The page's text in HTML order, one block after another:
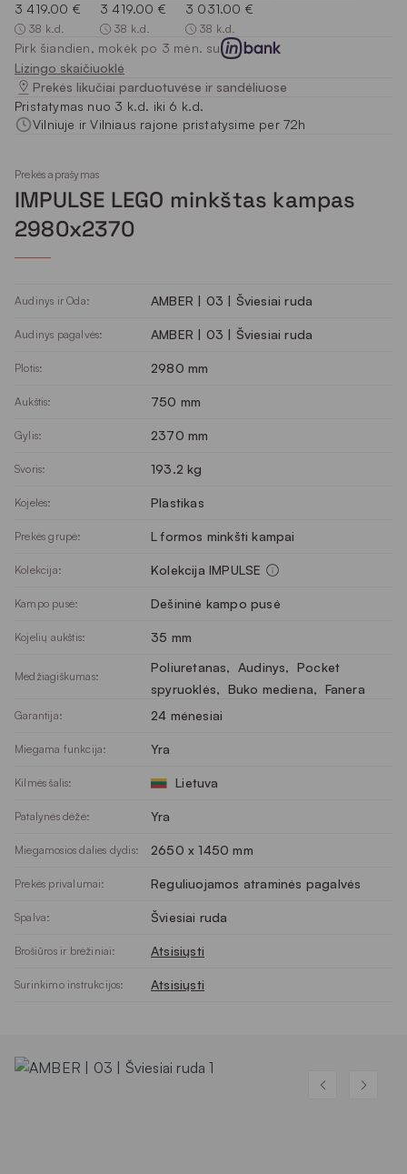
3 419.00 €
38 k.d.
3 419.00 €
38 k.d.
3 031.00 €
38 k.d.
Pirk šiandien, mokėk po 3 mėn. su
Lizingo skaičiuoklė
Prekės likučiai parduotuvėse ir sandėliuose
Pristatymas nuo 3 k.d. iki 6 k.d.
Vilniuje ir Vilniaus rajone pristatysime per 72h
Prekės aprašymas
IMPULSE LEGO minkštas kampas
2980x2370
Audinys ir Oda: AMBER | 03 | Šviesiai ruda
Audinys pagalvės: AMBER | 03 | Šviesiai ruda
Plotis: 2980 mm
Aukštis: 750 mm
Gylis: 2370 mm
Svoris: 193.2 kg
Kojelės: Plastikas
Prekės grupė: L formos minkšti kampai
Kolekcija: Kolekcija IMPULSE
Kampo pusė: Dešininė kampo pusė
Kojelių aukštis: 35 mm
Medžiagiškumas:
Poliuretanas, Audinys, Pocket
spyruoklės, Buko mediena, Fanera
Garantija: 24 mėnesiai
Miegama funkcija: Yra
Kilmės šalis: Lietuva
Patalynės dėžė: Yra
Miegamosios dalies dydis: 2650 x 1450 mm
Prekės privalumai: Reguliuojamos atraminės pagalvės
Spalva: Šviesiai ruda
Brošiūros ir brėžiniai: Atsisiųsti
Surinkimo instrukcijos: Atsisiųsti